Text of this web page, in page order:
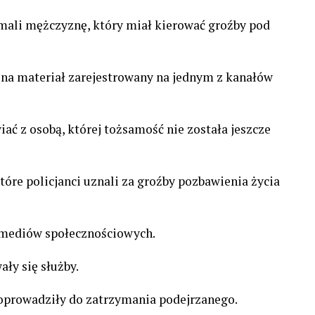
mężczyznę, który miał kierować groźby pod
materiał zarejestrowany na jednym z kanałów
z osobą, której tożsamość nie została jeszcze
policjanci uznali za groźby pozbawienia życia
społecznościowych.
się służby.
do zatrzymania podejrzanego.